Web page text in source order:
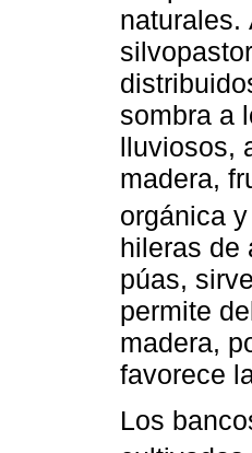
naturales.
sombra a
lluviosos,
madera,
orgánica
hileras de
púas,
permite
madera,
favorece
Los